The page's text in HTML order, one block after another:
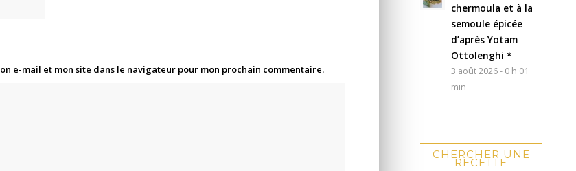
e-mail et mon site dans le navigateur pour mon prochain commentaire.
chermoula et à la
semoule épicée
d’après Yotam
Ottolenghi *
3 août 2026 - 0 h 01
min
CHERCHER UNE
RECETTE